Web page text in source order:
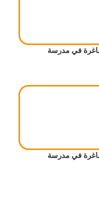
في مدرسة
في مدرسة